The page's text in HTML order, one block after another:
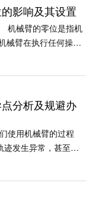
影响及其设置
机械臂的零位是指机
械臂在执行任何操作
计算都基于这......
分析及规避办
使用机械臂的过程
发生异常，甚至导
就必须了解奇......